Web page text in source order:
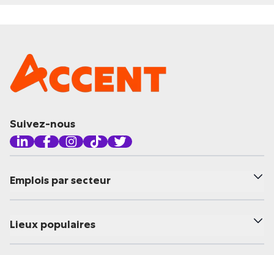
Suivez-nous
Emplois par secteur
Lieux populaires